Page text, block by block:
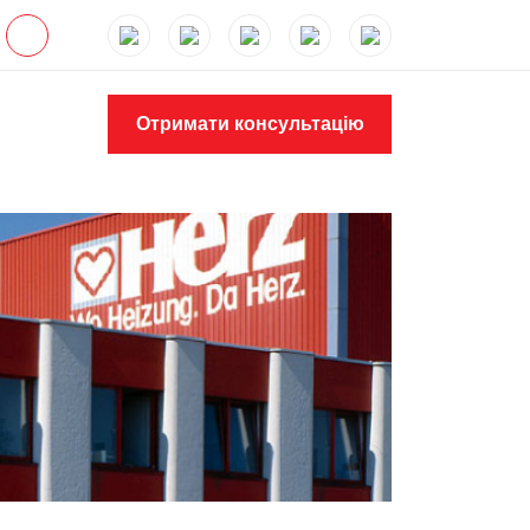
Отримати консультацію